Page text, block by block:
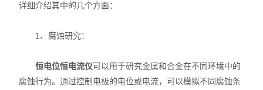
光化学
详细介绍其中的几个方面：
1、腐蚀研究：
恒电位恒电流仪可以用于研究金属和合金在不同环境中的
腐蚀行为。通过控制电极的电位或电流，可以模拟不同腐蚀条